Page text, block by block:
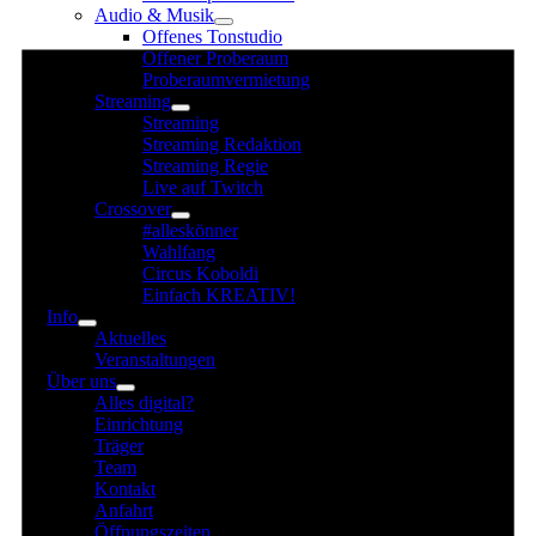
Audio & Musik
Offenes Tonstudio
Offener Proberaum
Proberaumvermietung
Streaming
Streaming
Streaming Redaktion
Streaming Regie
Live auf Twitch
Crossover
#alleskönner
Wahlfang
Circus Koboldi
Einfach KREATIV!
Info
Aktuelles
Veranstaltungen
Über uns
Alles digital?
Einrichtung
Träger
Team
Kontakt
Anfahrt
Öffnungszeiten
14.